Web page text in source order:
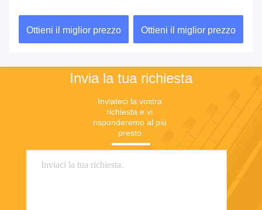
0,5%
Ottieni il miglior prezzo Ottieni il miglior prezzo
Invia la tua richiesta
Inviateci la vostra
richiesta e vi
risponderemo al più
presto.